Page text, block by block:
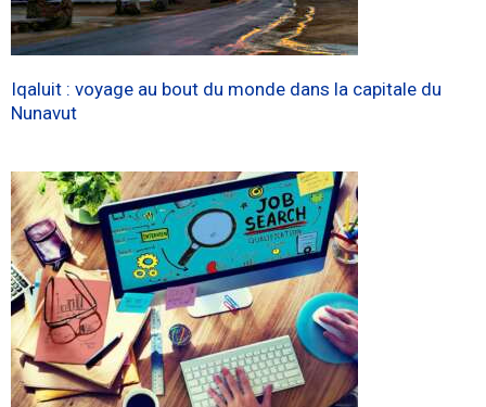
Iqaluit : voyage au bout du monde dans la capitale du
Nunavut